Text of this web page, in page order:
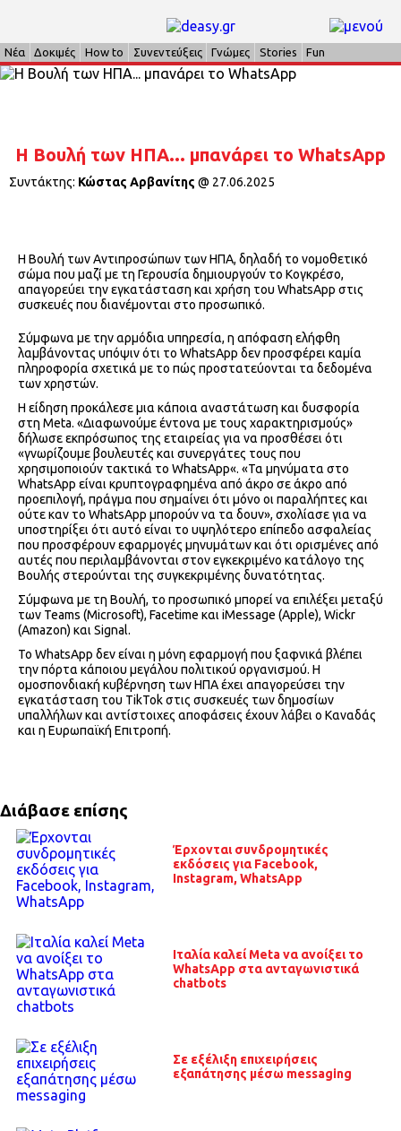
Νέα Δοκιμές How to Συνεντεύξεις Γνώμες Stories Fun
Η Βουλή των ΗΠΑ... μπανάρει το WhatsApp
Συντάκτης: Κώστας Αρβανίτης @ 27.06.2025
Η Βουλή των Αντιπροσώπων των ΗΠΑ, δηλαδή το νομοθετικό
σώμα που μαζί με τη Γερουσία δημιουργούν το Κογκρέσο,
απαγορεύει την εγκατάσταση και χρήση του WhatsApp στις
συσκευές που διανέμονται στο προσωπικό.
Σύμφωνα με την αρμόδια υπηρεσία, η απόφαση ελήφθη
λαμβάνοντας υπόψιν ότι το WhatsApp δεν προσφέρει καμία
πληροφορία σχετικά με το πώς προστατεύονται τα δεδομένα
των χρηστών.
Η είδηση προκάλεσε μια κάποια αναστάτωση και δυσφορία
στη Meta. «Διαφωνούμε έντονα με τους χαρακτηρισμούς»
δήλωσε εκπρόσωπος της εταιρείας για να προσθέσει ότι
«γνωρίζουμε βουλευτές και συνεργάτες τους που
χρησιμοποιούν τακτικά το WhatsApp«. «Τα μηνύματα στο
WhatsApp είναι κρυπτογραφημένα από άκρο σε άκρο από
προεπιλογή, πράγμα που σημαίνει ότι μόνο οι παραλήπτες και
ούτε καν το WhatsApp μπορούν να τα δουν», σχολίασε για να
υποστηρίξει ότι αυτό είναι το υψηλότερο επίπεδο ασφαλείας
που προσφέρουν εφαρμογές μηνυμάτων και ότι ορισμένες από
αυτές που περιλαμβάνονται στον εγκεκριμένο κατάλογο της
Βουλής στερούνται της συγκεκριμένης δυνατότητας.
Σύμφωνα με τη Βουλή, το προσωπικό μπορεί να επιλέξει μεταξύ
των Teams (Microsoft), Facetime και iMessage (Apple), Wickr
(Amazon) και Signal.
Το WhatsApp δεν είναι η μόνη εφαρμογή που ξαφνικά βλέπει
την πόρτα κάποιου μεγάλου πολιτικού οργανισμού. Η
ομοσπονδιακή κυβέρνηση των ΗΠΑ έχει απαγορεύσει την
εγκατάσταση του TikTok στις συσκευές των δημοσίων
υπαλλήλων και αντίστοιχες αποφάσεις έχουν λάβει ο Καναδάς
και η Ευρωπαϊκή Επιτροπή.
Διάβασε επίσης
Έρχονται συνδρομητικές
εκδόσεις για Facebook,
Instagram, WhatsApp
Ιταλία καλεί Meta να ανοίξει το
WhatsApp στα ανταγωνιστικά
chatbots
Σε εξέλιξη επιχειρήσεις
εξαπάτησης μέσω messaging